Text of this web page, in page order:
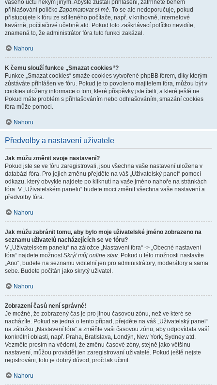
vašeho účtu někým jiným. Abyste zůstali přihlášeni, zatrhněte během
přihlašování políčkoZapamatovat si mě. To se ale nedoporučuje, pokud
přistupujete k fóru ze sdíleného počítače, např. v knihovně, internetové
kavárně, počítačové učebně atd. Pokud toto zaškrtávací políčko nevidíte,
znamená to, že administrátor fóra tuto funkci zakázal.
Nahoru
K čemu slouží funkce „Smazat cookies“?
Funkce „Smazat cookies“ smaže cookies vytvořené phpBB fórem, díky kterým
zůstáváte přihlášen ve fóru. Pokud je to povoleno majitelem fóra, můžou být v
cookies uloženy informace o tom, které příspěvky jste četli, a které ještě ne.
Pokud máte problém s přihlašováním nebo odhlašováním, smazání cookies
fóra může pomoci.
Nahoru
Předvolby a nastavení uživatele
Jak můžu změnit svoje nastavení?
Pokud jste se ve fóru zaregistrovali, jsou všechna vaše nastavení uložena v
databázi fóra. Pro jejich změnu přejděte na váš „Uživatelský panel“ pomocí
odkazu, který obvykle najdete po kliknutí na vaše jméno nahoře na stránkách
fóra. V „Uživatelském panelu“ budete moci změnit všechna vaše nastavení a
předvolby fóra.
Nahoru
Jak můžu zabránit tomu, aby bylo moje uživatelské jméno zobrazeno na
seznamu uživatelů nacházejících se ve fóru?
V „Uživatelském panelu“ na záložce „Nastavení fóra“ -> „Obecné nastavení
fóra“ najdete možnostSkrýt můj online stav. Pokud u této možnosti nastavíte
„Ano“, budete na seznamu viditelní jen pro administrátory, moderátory a sama
sebe. Budete počítán jako skrytý uživatel.
Nahoru
Zobrazení časů není správné!
Je možné, že zobrazený čas je pro jinou časovou zónu, než ve které se
nacházíte. Pokud se jedná o tento případ, přejděte na váš „Uživatelský panel“
na záložku „Nastavení fóra“ a změňte vaši časovou zónu, aby odpovídala vaší
konkrétní oblasti, např. Praha, Bratislava, Londýn, New York, Sydney atd.
Vezměte prosím na vědomí, že změnu časové zóny, stejně jako většinu
nastavení, můžou provádět jen zaregistrovaní uživatelé. Pokud ještě nejste
registrováni, toto je dobrý důvod, proč tak učinit.
Nahoru